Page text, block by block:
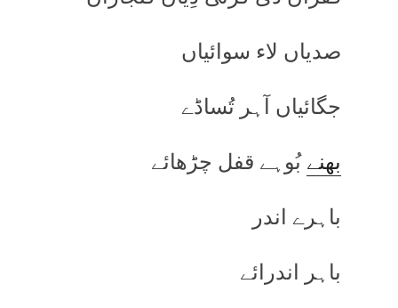
صدیاں لاء سوائیاں
جگائیاں آہر تُساڈے
بھنےبُوہے قفل چڑھائے
باہرے اندر
باہر اندرائے